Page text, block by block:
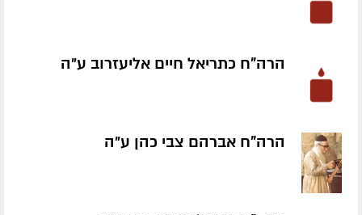
הרה"ח כתריאל חיים אליעזרוב ע״ה
הרה"ח אברהם צבי כהן ע״ה